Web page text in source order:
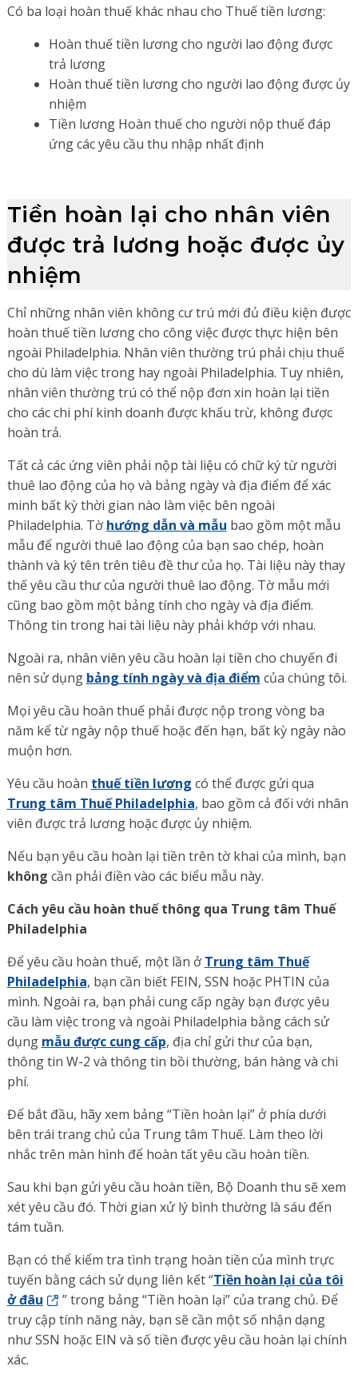
Có ba loại hoàn thuế khác nhau cho Thuế tiền lương:
Hoàn thuế tiền lương cho người lao động được
trả lương
Hoàn thuế tiền lương cho người lao động được ủy
nhiệm
Tiền lương Hoàn thuế cho người nộp thuế đáp
ứng các yêu cầu thu nhập nhất định
Tiền hoàn lại cho nhân viên
được trả lương hoặc được ủy
nhiệm
Chỉ những nhân viên không cư trú mới đủ điều kiện được
hoàn thuế tiền lương cho công việc được thực hiện bên
ngoài Philadelphia. Nhân viên thường trú phải chịu thuế
cho dù làm việc trong hay ngoài Philadelphia. Tuy nhiên,
nhân viên thường trú có thể nộp đơn xin hoàn lại tiền
cho các chi phí kinh doanh được khấu trừ, không được
hoàn trả.
Tất cả các ứng viên phải nộp tài liệu có chữ ký từ người
thuê lao động của họ và bảng ngày và địa điểm để xác
minh bất kỳ thời gian nào làm việc bên ngoài
Philadelphia. Tờ hướng dẫn và mẫu bao gồm một mẫu
mẫu để người thuê lao động của bạn sao chép, hoàn
thành và ký tên trên tiêu đề thư của họ. Tài liệu này thay
thế yêu cầu thư của người thuê lao động. Tờ mẫu mới
cũng bao gồm một bảng tính cho ngày và địa điểm.
Thông tin trong hai tài liệu này phải khớp với nhau.
Ngoài ra, nhân viên yêu cầu hoàn lại tiền cho chuyến đi
nên sử dụng bảng tính ngày và địa điểm của chúng tôi.
Mọi yêu cầu hoàn thuế phải được nộp trong vòng ba
năm kể từ ngày nộp thuế hoặc đến hạn, bất kỳ ngày nào
muộn hơn.
Yêu cầu hoàn thuế tiền lương có thể được gửi qua
Trung tâm Thuế Philadelphia, bao gồm cả đối với nhân
viên được trả lương hoặc được ủy nhiệm.
Nếu bạn yêu cầu hoàn lại tiền trên tờ khai của mình, bạn
không cần phải điền vào các biểu mẫu này.
Cách yêu cầu hoàn thuế thông qua Trung tâm Thuế
Philadelphia
Để yêu cầu hoàn thuế, một lần ở Trung tâm Thuế
Philadelphia, bạn cần biết FEIN, SSN hoặc PHTIN của
mình. Ngoài ra, bạn phải cung cấp ngày bạn được yêu
cầu làm việc trong và ngoài Philadelphia bằng cách sử
dụng mẫu được cung cấp, địa chỉ gửi thư của bạn,
thông tin W-2 và thông tin bồi thường, bán hàng và chi
phí.
Để bắt đầu, hãy xem bảng “Tiền hoàn lại” ở phía dưới
bên trái trang chủ của Trung tâm Thuế. Làm theo lời
nhắc trên màn hình để hoàn tất yêu cầu hoàn tiền.
Sau khi bạn gửi yêu cầu hoàn tiền, Bộ Doanh thu sẽ xem
xét yêu cầu đó. Thời gian xử lý bình thường là sáu đến
tám tuần.
Bạn có thể kiểm tra tình trạng hoàn tiền của mình trực
tuyến bằng cách sử dụng liên kết “Tiền hoàn lại của tôi
ở đâu
” trong bảng “Tiền hoàn lại” của trang chủ. Để
truy cập tính năng này, bạn sẽ cần một số nhận dạng
như SSN hoặc EIN và số tiền được yêu cầu hoàn lại chính
xác.